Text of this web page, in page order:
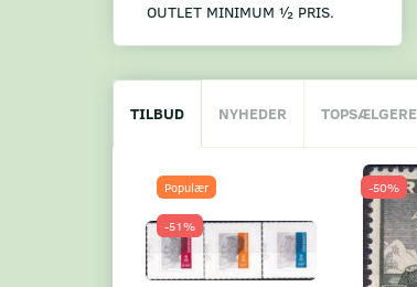
OUTLET MINIMUM ½ PRIS.
TILBUD NYHEDER TOPSÆLGERE
Populær
-51%
-50%